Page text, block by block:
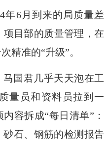
4年6月 到来的 局 质量差
项目部的质量管理，在
精准的“升级”。
马国君几乎天天泡在工
量员和资料员拉到一
内容拆成“每日清单”：
石、钢筋的检测报告